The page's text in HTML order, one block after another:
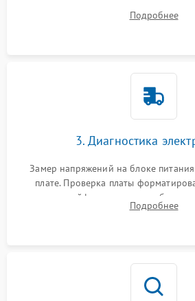
захвата, термопленки и прижимного
Проверка оптики сканера на
Подробнее
3. Диагностика
Замер напряжений на блоке
плате. Проверка платы
плоских шлейфов сканера и
оптопар (датчиковПодробнее